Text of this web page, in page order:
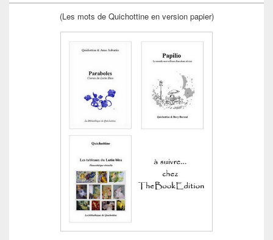
(Les mots de Quichottine en version papier)